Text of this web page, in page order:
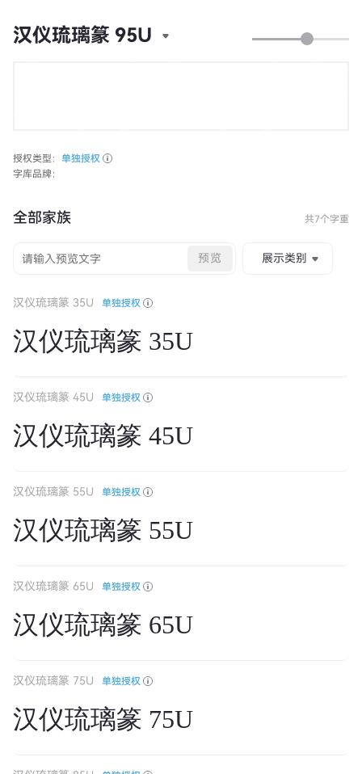
汉仪琉璃篆 95U
授权类型： 单独授权
字库品牌：
全部家族 共7个字重
预览 展示类别
汉仪琉璃篆 35U 单独授权
汉仪琉璃篆 35U
汉仪琉璃篆 45U 单独授权
汉仪琉璃篆 45U
汉仪琉璃篆 55U 单独授权
汉仪琉璃篆 55U
汉仪琉璃篆 65U 单独授权
汉仪琉璃篆 65U
汉仪琉璃篆 75U 单独授权
汉仪琉璃篆 75U